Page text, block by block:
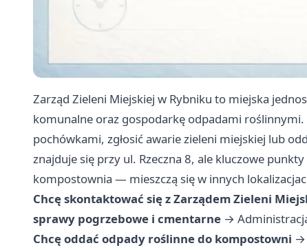
Zarząd Zieleni Miejskiej w Rybniku to miejska
komunalne oraz gospodarkę odpadami
pochówkami, zgłosić awarie zieleni miejskiej lub
znajduje się przy ul. Rzeczna 8, ale kluczowe
kompostownia — mieszczą się w innych
Chcę skontaktować się z Zarządem Zieleni
sprawy pogrzebowe i cmentarne →
Chcę oddać odpady roślinne do kompostowni →